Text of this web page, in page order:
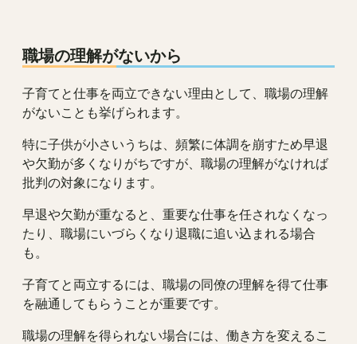
職場の理解がないから
子育てと仕事を両立できない理由として、職場の理解
がないことも挙げられます。
特に子供が小さいうちは、頻繁に体調を崩すため早退
や欠勤が多くなりがちですが、職場の理解がなければ
批判の対象になります。
早退や欠勤が重なると、重要な仕事を任されなくなっ
たり、職場にいづらくなり退職に追い込まれる場合
も。
子育てと両立するには、職場の同僚の理解を得て仕事
を融通してもらうことが重要です。
職場の理解を得られない場合には、働き方を変えるこ